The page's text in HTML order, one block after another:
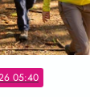
05:40